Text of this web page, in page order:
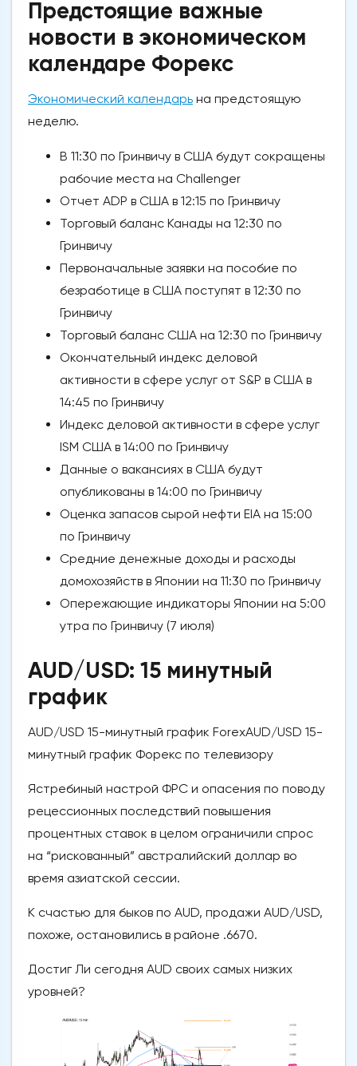
Предстоящие важные
новости в экономическом
календаре Форекс
Экономический календарь на предстоящую
неделю.
В 11:30 по Гринвичу в США будут сокращены
рабочие места на Challenger
Отчет ADP в США в 12:15 по Гринвичу
Торговый баланс Канады на 12:30 по
Гринвичу
Первоначальные заявки на пособие по
безработице в США поступят в 12:30 по
Гринвичу
Торговый баланс США на 12:30 по Гринвичу
Окончательный индекс деловой
активности в сфере услуг от S&P в США в
14:45 по Гринвичу
Индекс деловой активности в сфере услуг
ISM США в 14:00 по Гринвичу
Данные о вакансиях в США будут
опубликованы в 14:00 по Гринвичу
Оценка запасов сырой нефти EIA на 15:00
по Гринвичу
Средние денежные доходы и расходы
домохозяйств в Японии на 11:30 по Гринвичу
Опережающие индикаторы Японии на 5:00
утра по Гринвичу (7 июля)
AUD/USD: 15 минутный
график
AUD/USD 15-минутный график ForexAUD/USD 15-
минутный график Форекс по телевизору
Ястребиный настрой ФРС и опасения по поводу
рецессионных последствий повышения
процентных ставок в целом ограничили спрос
на “рискованный” австралийский доллар во
время азиатской сессии.
К счастью для быков по AUD, продажи AUD/USD,
похоже, остановились в районе .6670.
Достиг Ли сегодня AUD своих самых низких
уровней?